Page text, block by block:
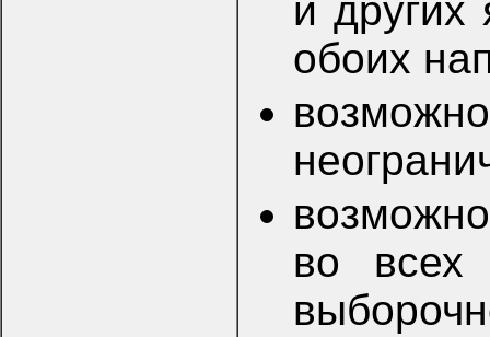
и других
обоих
во всех